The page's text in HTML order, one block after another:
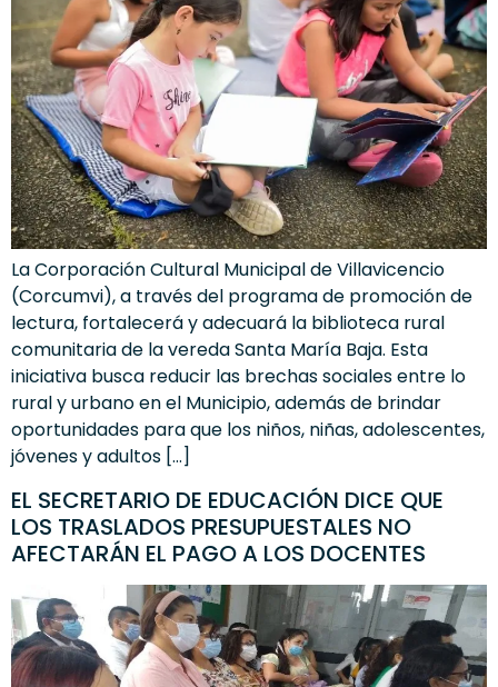
La Corporación Cultural Municipal de Villavicencio
(Corcumvi), a través del programa de promoción de
lectura, fortalecerá y adecuará la biblioteca rural
comunitaria de la vereda Santa María Baja. Esta
iniciativa busca reducir las brechas sociales entre lo
rural y urbano en el Municipio, además de brindar
oportunidades para que los niños, niñas, adolescentes,
jóvenes y adultos […]
EL SECRETARIO DE EDUCACIÓN DICE QUE
LOS TRASLADOS PRESUPUESTALES NO
AFECTARÁN EL PAGO A LOS DOCENTES